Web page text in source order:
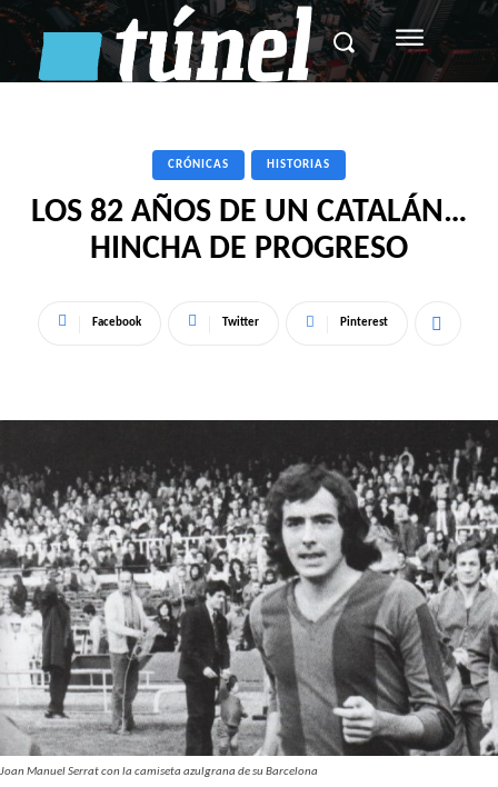
CRÓNICAS HISTORIAS
LOS 82 AÑOS DE UN CATALÁN…
HINCHA DE PROGRESO
Facebook Twitter Pinterest
Joan Manuel Serrat con la camiseta azulgrana de su Barcelona